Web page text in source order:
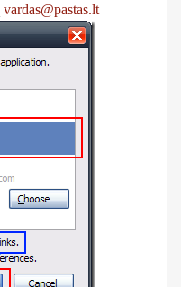
vardas@pastas.lt